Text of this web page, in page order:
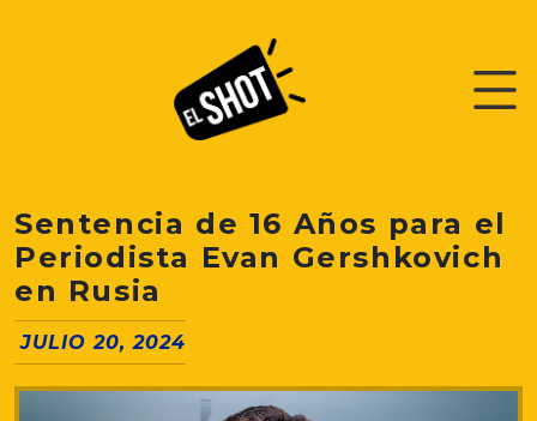
Sentencia de 16 Años para el
Periodista Evan Gershkovich
en Rusia
JULIO 20, 2024